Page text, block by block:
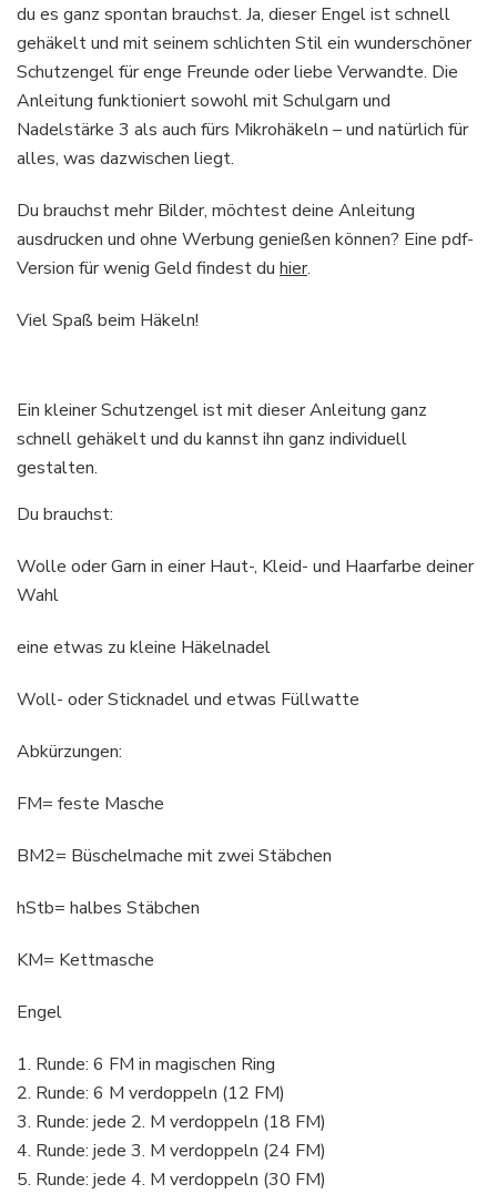
du es ganz spontan brauchst. Ja, dieser Engel ist schnell
gehäkelt und mit seinem schlichten Stil ein wunderschöner
Schutzengel für enge Freunde oder liebe Verwandte. Die
Anleitung funktioniert sowohl mit Schulgarn und
Nadelstärke 3 als auch fürs Mikrohäkeln – und natürlich für
alles, was dazwischen liegt.
Du brauchst mehr Bilder, möchtest deine Anleitung
ausdrucken und ohne Werbung genießen können? Eine pdf-
Version für wenig Geld findest du hier.
Viel Spaß beim Häkeln!
Ein kleiner Schutzengel ist mit dieser Anleitung ganz
schnell gehäkelt und du kannst ihn ganz individuell
gestalten.
Du brauchst:
Wolle oder Garn in einer Haut-, Kleid- und Haarfarbe deiner
Wahl
eine etwas zu kleine Häkelnadel
Woll- oder Sticknadel und etwas Füllwatte
Abkürzungen:
FM= feste Masche
BM2= Büschelmache mit zwei Stäbchen
hStb= halbes Stäbchen
KM= Kettmasche
Engel
1. Runde: 6 FM in magischen Ring
2. Runde: 6 M verdoppeln (12 FM)
3. Runde: jede 2. M verdoppeln (18 FM)
4. Runde: jede 3. M verdoppeln (24 FM)
5. Runde: jede 4. M verdoppeln (30 FM)